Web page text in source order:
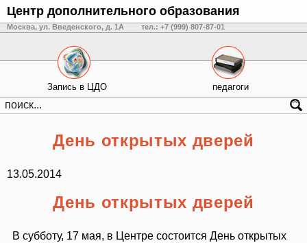
Центр дополнительного образования
Москва, ул. Введенского, д. 1А тел.: +7 (999) 807-87-01
Запись в ЦДО педагоги
День открытых дверей
13.05.2014
День открытых дверей
В субботу, 17 мая, в Центре состоится День открытых